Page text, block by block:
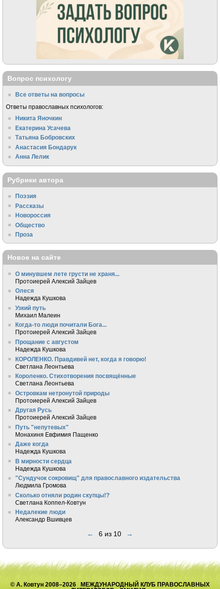
Вопрос психологу
Все ответы на вопросы
Ответы православных психологов:
Никита Яночкин
Екатерина Усачева
Татьяна Бобровских
Анастасия Бондарук
Анна Лелик
Рубрики автора
Поэзия
Рассказы
Новороссия
Общество
Проза
Новое на сайте
О минувшем лете грусти не храня...
Протоиерей Алексий Зайцев
Олеся
Надежда Кушкова
Узкий путь
Михаил Малеин
Когда-то люди почитали Бога...
Протоиерей Алексий Зайцев
Прощание с августом
Надежда Кушкова
КОРОЛЕНКО. Правдивей нет, когда я говорю!
Светлана Леонтьева
Короленко. Стихотворения посвящённые
Светлана Леонтьева
Островкам нетронутой природы
Протоиерей Алексий Зайцев
Другая Русь
Протоиерей Алексий Зайцев
Путь "непутевых"
Монахиня Евфимия Пащенко
Даже когда
Надежда Кушкова
В мирности сердца
Надежда Кушкова
"Сундучок сокровищ" для православного издательства
Людмила Громова
Сколько отняли родин скупцы!?
Светлана Коппел-Ковтун
Недалекие люди
Александр Вшивцев
← 6 из 10 →
© А. Ковтун 2008–2026 МЕЖДУНАРОДНЫЙ КЛУБ ПРАВОСЛАВНЫХ